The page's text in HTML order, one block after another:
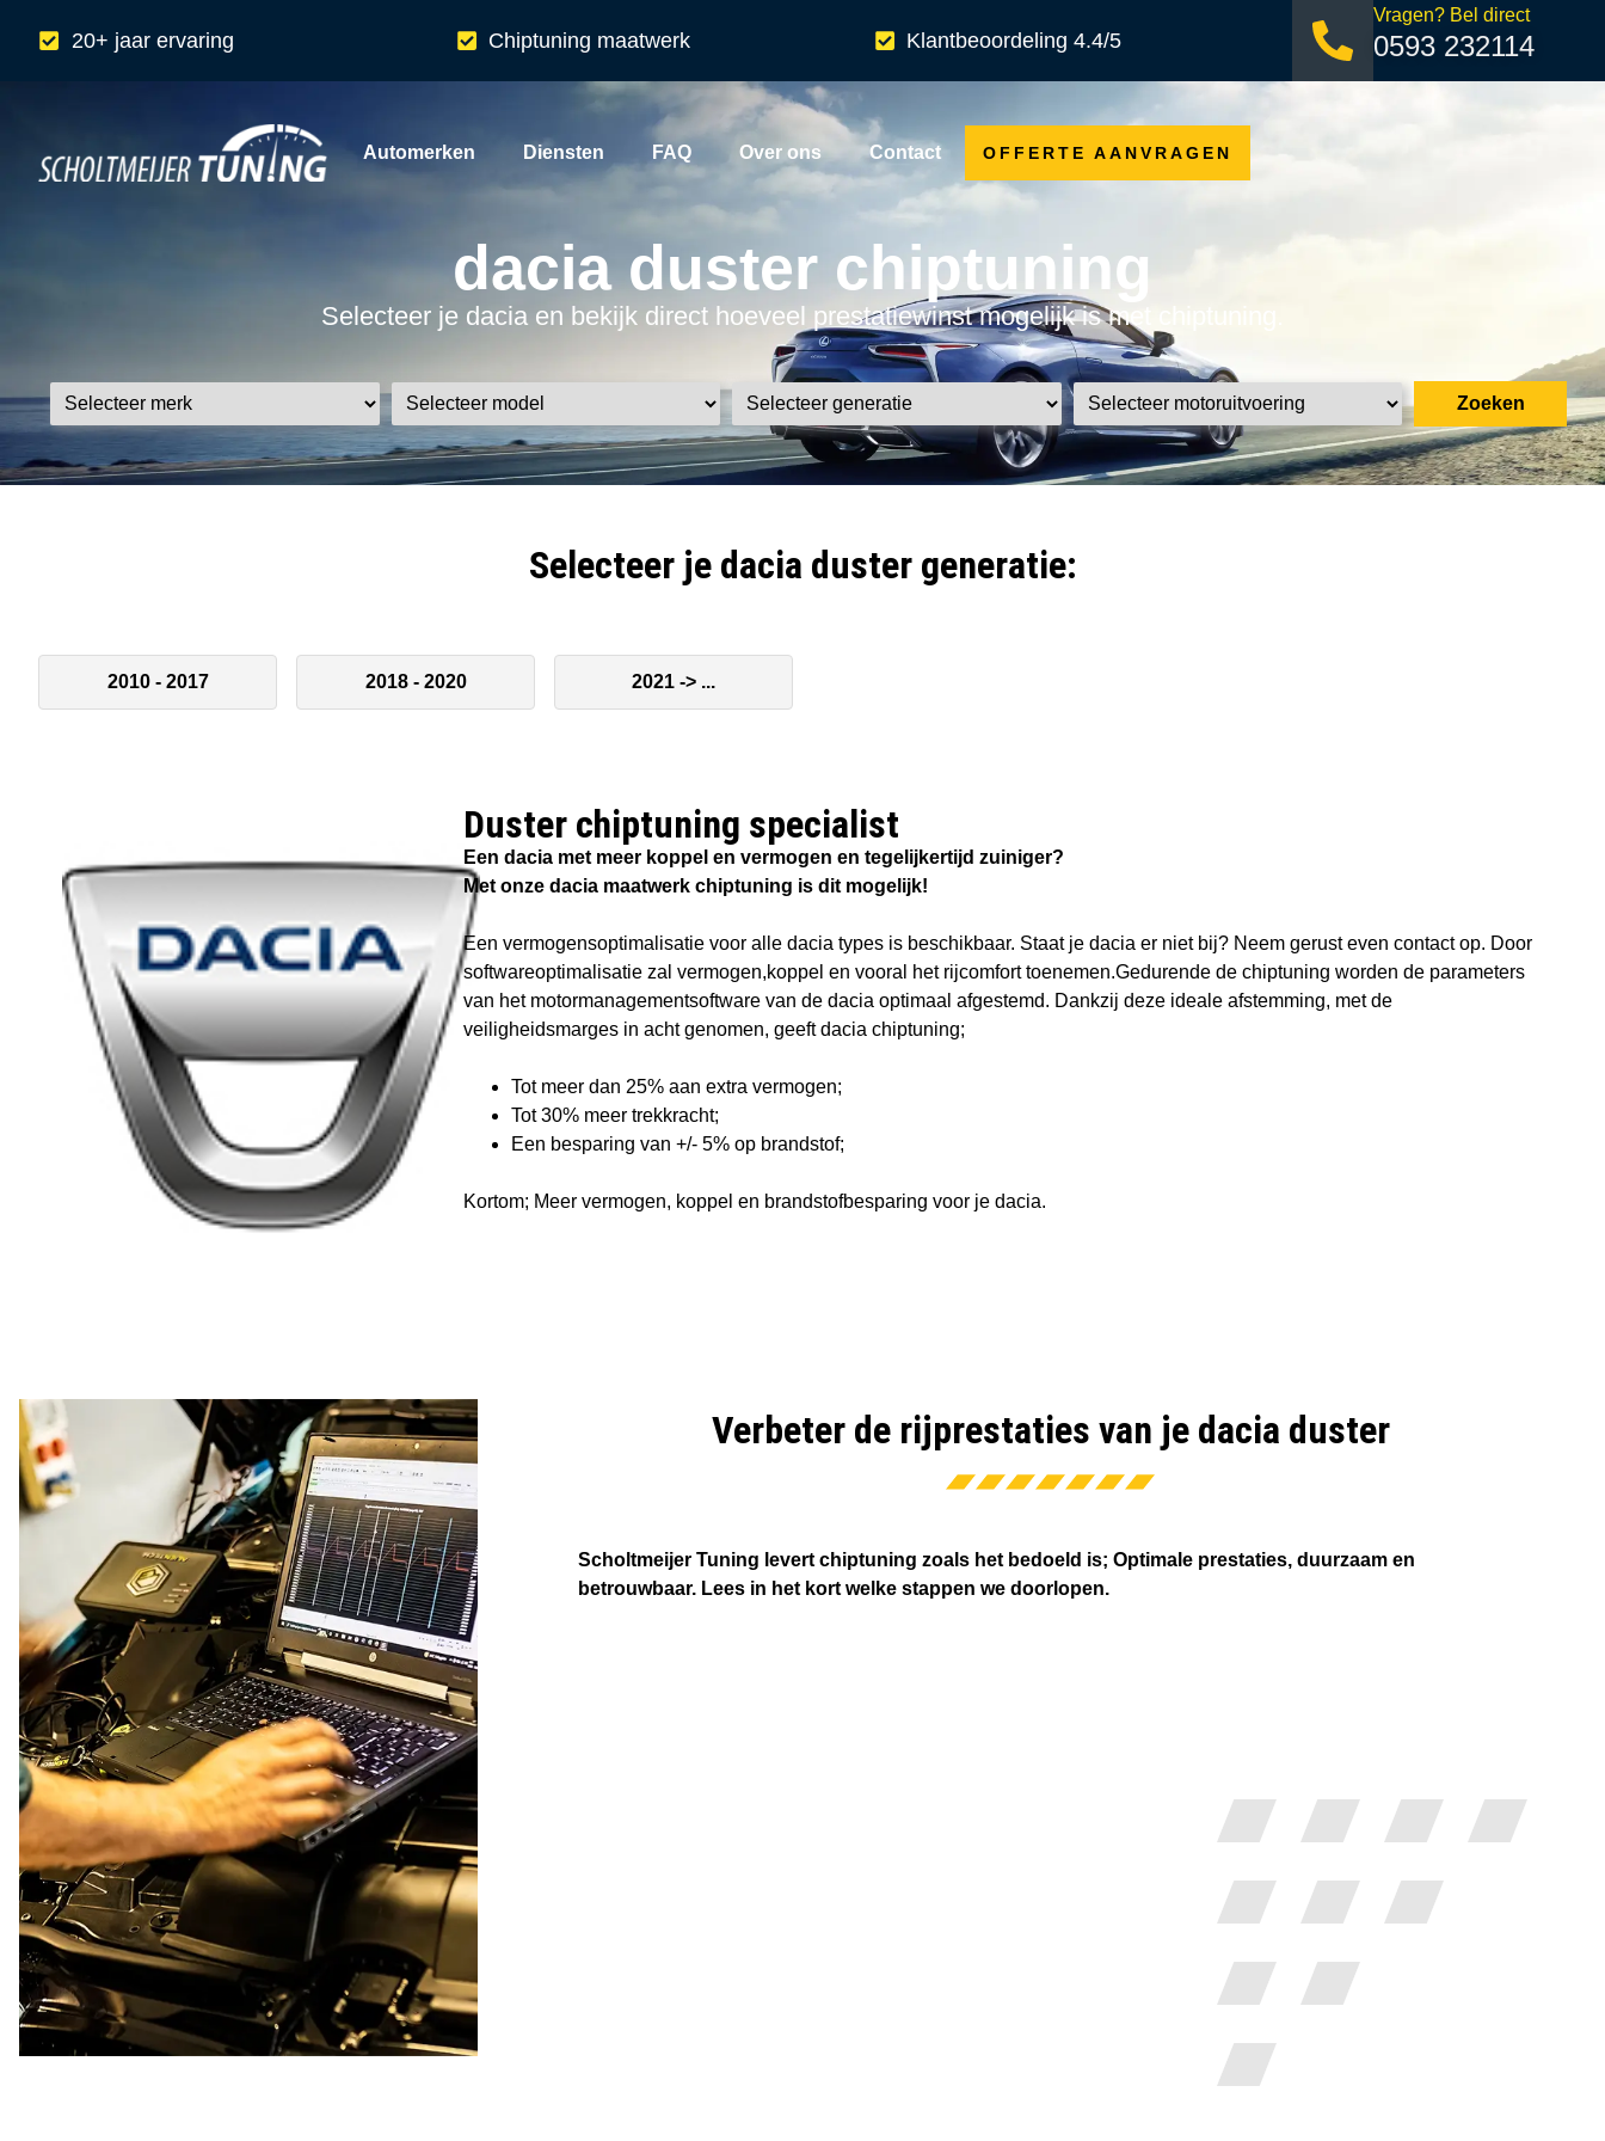
20+ jaar ervaring Chiptuning maatwerk Klantbeoordeling 4.4/5
Vragen? Bel direct
0593 232114
Automerken Diensten FAQ Over ons Contact OFFERTE AANVRAGEN
dacia duster chiptuning
Selecteer je dacia en bekijk direct hoeveel prestatiewinst mogelijk is met chiptuning.
Zoeken
Selecteer je dacia duster generatie:
2010 - 2017 2018 - 2020 2021 -> ...
Duster chiptuning specialist​
Een dacia met meer koppel en vermogen en tegelijkertijd zuiniger?
Met onze dacia maatwerk chiptuning is dit mogelijk!
Een vermogensoptimalisatie voor alle dacia types is beschikbaar. Staat je dacia er niet bij? Neem gerust even contact op. Door
softwareoptimalisatie zal vermogen,koppel en vooral het rijcomfort toenemen.Gedurende de chiptuning worden de parameters
van het motormanagementsoftware van de dacia optimaal afgestemd. Dankzij deze ideale afstemming, met de
veiligheidsmarges in acht genomen, geeft dacia chiptuning;
Tot meer dan 25% aan extra vermogen;
Tot 30% meer trekkracht;
Een besparing van +/- 5% op brandstof;
Kortom; Meer vermogen, koppel en brandstofbesparing voor je dacia.
Verbeter de rijprestaties van je dacia duster
Scholtmeijer Tuning levert chiptuning zoals het bedoeld is; Optimale prestaties, duurzaam en
betrouwbaar. Lees in het kort welke stappen we doorlopen.